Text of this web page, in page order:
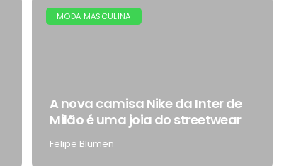
MODA MASCULINA
A nova camisa Nike da Inter de
Milão é uma joia do streetwear
Felipe Blumen